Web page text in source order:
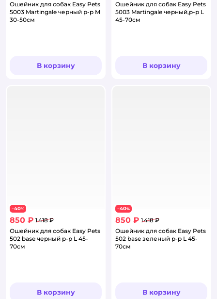
Ошейник для собак Easy Pets
5003 Martingale черный р-р M
30-50см
В корзину
Ошейник для собак Easy Pets
5003 Martingale черный,р-р L
45-70см
В корзину
−40%
850 ₽ 1 418 ₽
Ошейник для собак Easy Pets
502 base черный р-р L 45-
70см
В корзину
−40%
850 ₽ 1 418 ₽
Ошейник для собак Easy Pets
502 base зеленый р-р L 45-
70см
В корзину